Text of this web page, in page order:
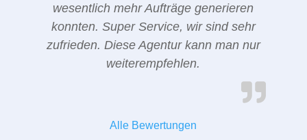
wesentlich mehr Aufträge generieren
konnten. Super Service, wir sind sehr
zufrieden. Diese Agentur kann man nur
weiterempfehlen.
Alle Bewertungen